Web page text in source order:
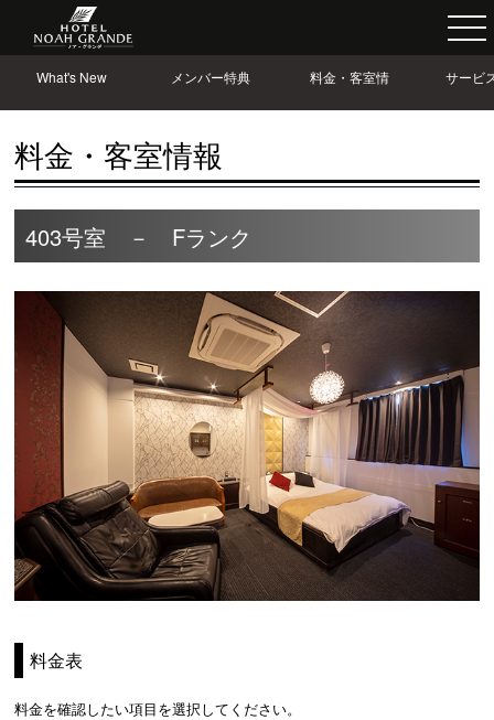
What's New メンバー特典
料金・客室情
報
サービ
情
料金・客室情報
403号室 － Fランク
料金表
料金を確認したい項目を選択してください。